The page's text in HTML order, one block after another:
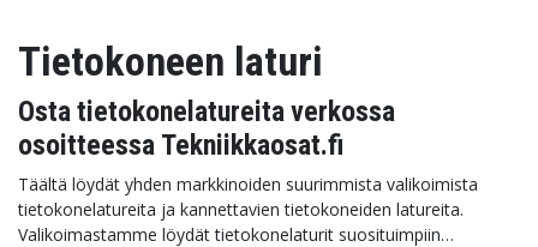
Tietokoneen laturi
Osta tietokonelatureita verkossa
osoitteessa Tekniikkaosat.fi
Täältä löydät yhden markkinoiden suurimmista valikoimista
tietokonelatureita ja kannettavien tietokoneiden latureita.
Valikoimastamme löydät tietokonelaturit suosituimpiin